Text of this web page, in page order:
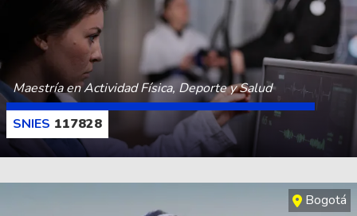
Maestría en Actividad Física, Deporte y Salud
117828
CONOCE MÁS
Bogotá